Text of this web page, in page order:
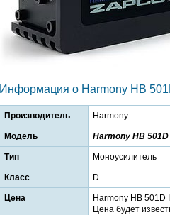
Информация о Harmony HB
Производитель Harmony
Модель Harmony HB 501D
Тип Моноусилитель
Класс D
Цена
Harmony HB 501D
Цена будет